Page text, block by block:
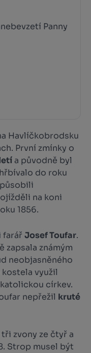
Panny
Havlíčkobrodsku
První zmínky o
a původně byl
do roku
na koni
1856.
farář Josef Toufar.
známým
neobjasněného
využil
církev.
nepřežil kruté
zvony ze čtyř a
Strop musel být